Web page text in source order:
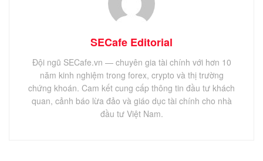
SECafe Editorial
Đội ngũ SECafe.vn — chuyên gia tài chính với hơn 10
năm kinh nghiệm trong forex, crypto và thị trường
chứng khoán. Cam kết cung cấp thông tin đầu tư khách
quan, cảnh báo lừa đảo và giáo dục tài chính cho nhà
đầu tư Việt Nam.